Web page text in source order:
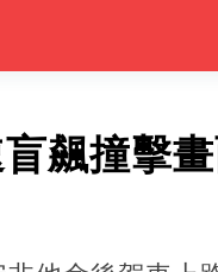
飆撞擊